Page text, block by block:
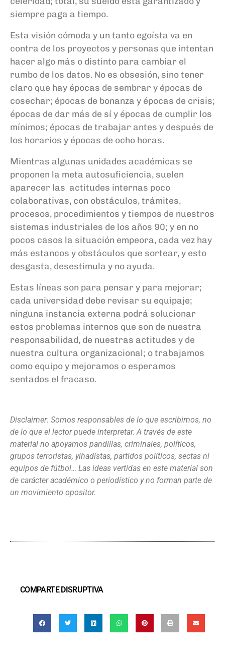
siempre paga a tiempo.
Esta visión cómoda y un tanto egoísta va en
contra de los proyectos y personas que intentan
hacer algo más o distinto para cambiar el
rumbo de los datos. No es obsesión, sino tener
claro que hay épocas de sembrar y épocas de
cosechar; épocas de bonanza y épocas de crisis;
épocas de dar más de sí y épocas de cumplir los
mínimos; épocas de trabajar antes y después de
los horarios y épocas de ocho horas.
Mientras algunas unidades académicas se
proponen la meta autosuficiencia, suelen
aparecer las actitudes internas poco
colaborativas, con obstáculos, trámites,
procesos, procedimientos y tiempos de nuestros
sistemas industriales de los años 90; y en no
pocos casos la situación empeora, cada vez hay
más estancos y obstáculos que sortear, y esto
desgasta, desestimula y no ayuda.
Estas líneas son para pensar y para mejorar;
cada universidad debe revisar su equipaje;
ninguna instancia externa podrá solucionar
estos problemas internos que son de nuestra
responsabilidad, de nuestras actitudes y de
nuestra cultura organizacional; o trabajamos
como equipo y mejoramos o esperamos
sentados el fracaso.
Disclaimer: Somos responsables de lo que escribimos, no
de lo que el lector puede interpretar. A través de este
material no apoyamos pandillas, criminales, políticos,
grupos terroristas, yihadistas, partidos políticos, sectas ni
equipos de fútbol… Las ideas vertidas en este material son
de carácter académico o periodístico y no forman parte de
un movimiento opositor.
COMPARTE DISRUPTIVA